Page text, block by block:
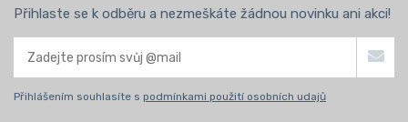
Přihlaste se k odběru a nezmeškáte žádnou novinku ani akci!
Přihlášením souhlasíte s podmínkami použití osobních udajů